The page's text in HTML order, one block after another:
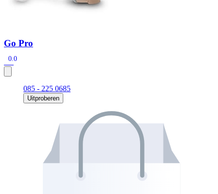
De Signia Active Mini IX is het nieuwste hoortoestel van Signia.
Go Pro
0.0
085 - 225 0685
Uitproberen